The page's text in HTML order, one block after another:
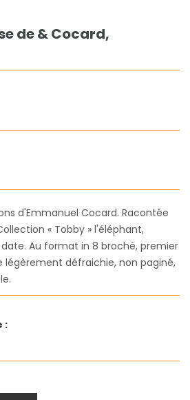
de & Cocard,
d'Emmanuel Cocard. Racontée
« Tobby » l'éléphant,
Au format in 8 broché, premier
légèrement défraichie, non paginé,
: